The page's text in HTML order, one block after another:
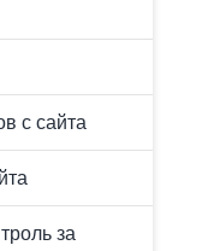
с сайта
за